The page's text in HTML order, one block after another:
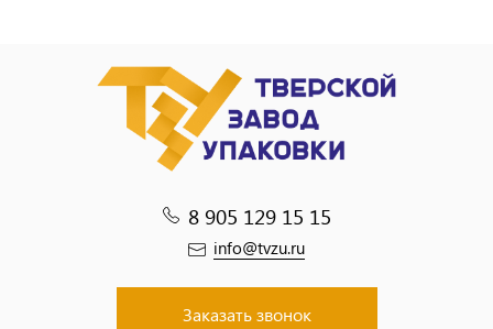
8 905 129 15 15
info@tvzu.ru
Заказать звонок